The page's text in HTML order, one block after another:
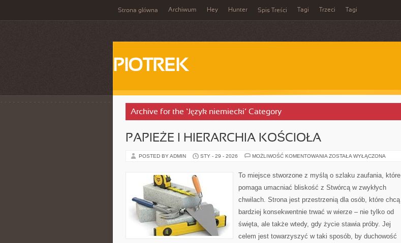
Strona główna Archiwum Hey Hunter Spis Treści Tagi Trzeci Tagi
PIOTREK
Archive for the ‘Język niemiecki’ Category
PAPIEŻE I HIERARCHIA KOŚCIOŁA
POSTED BY ADMIN STY - 29 - 2026 MOŻLIWOŚĆ KOMENTOWANIA PAPIEŻE
KOŚCIOŁA
ZOSTAŁA WYŁĄCZONA
To miejsce stworzone z myślą o szlaku zaufania, które
pomaga umacniać bliskość z Stwórcą w zwykłych
chwilach. Strona jest przestrzenią dla osób, które chcą
bardziej konsekwentnie trwać w wierze – nie tylko od
święta, ale także wtedy, gdy życie stawia próby. Jej
celem jest towarzyszyć w taki sposób, by duchowość